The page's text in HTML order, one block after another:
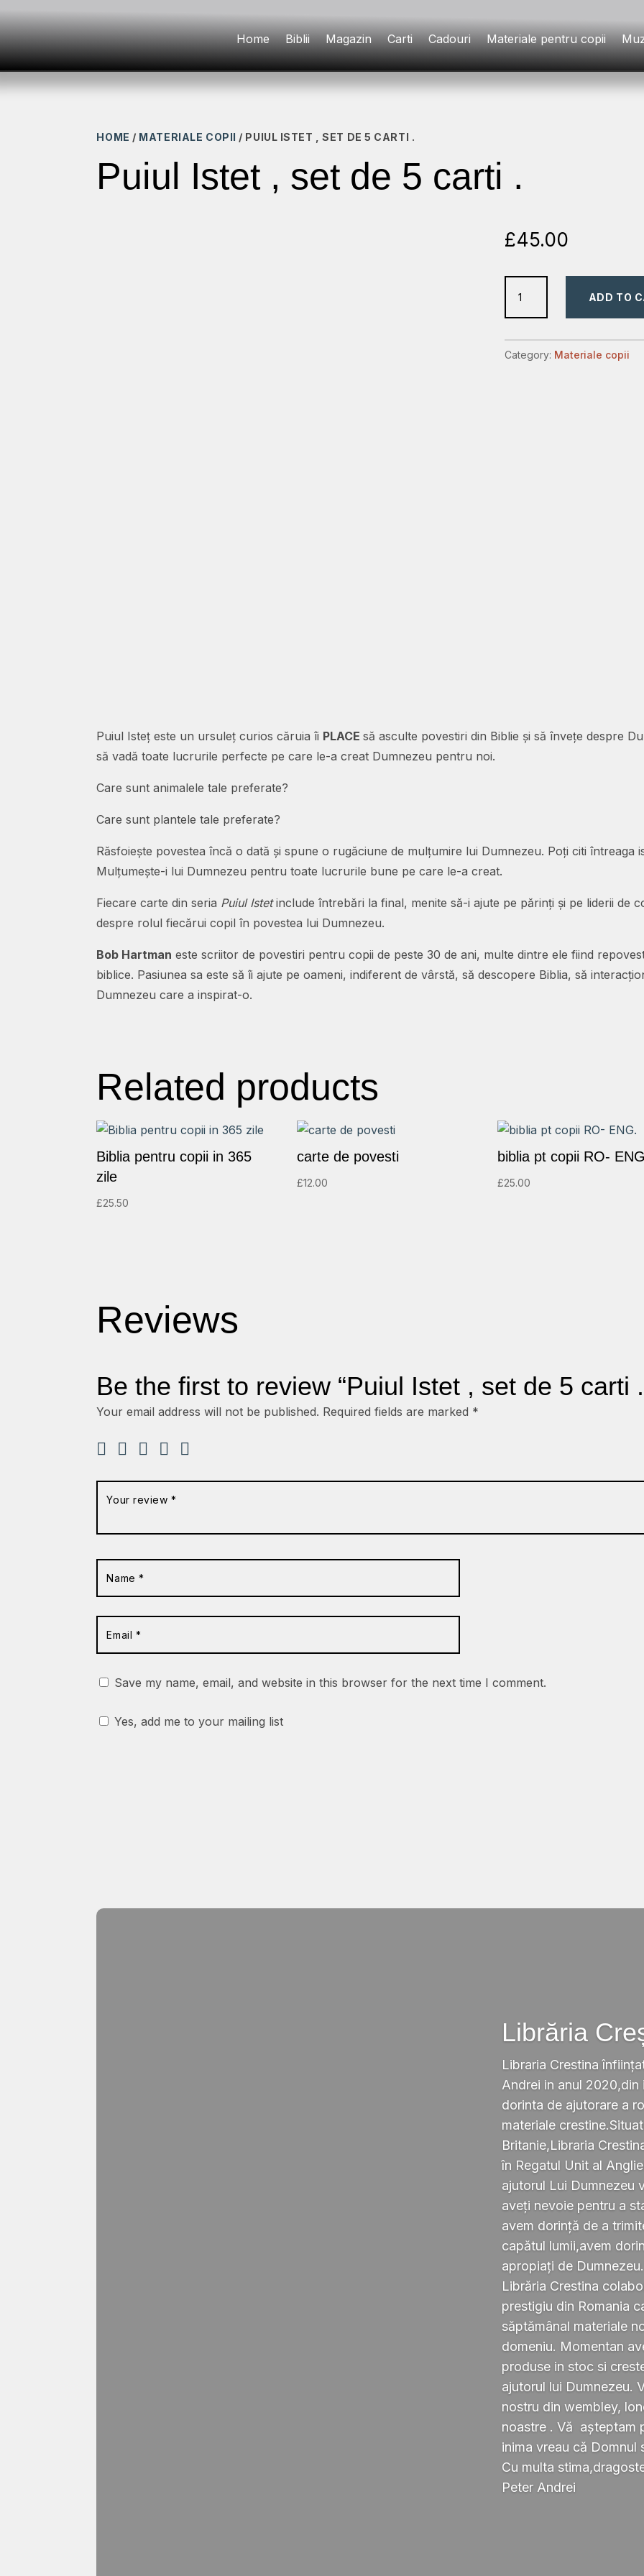
Home Biblii Magazin Carti Cadouri Materiale pentru copii
HOME / MATERIALE COPII / PUIUL ISTET , SET DE 5 CARTI .
Puiul Istet , set de 5 carti .
£45.00
ADD TO
Category: Materiale copii
Puiul Isteț este un ursuleț curios căruia îi PLACEsă asculte povestiri din Biblie și să învețe despre
să vadă toate lucrurile perfecte pe care le-a creat Dumnezeu pentru noi.
Care sunt animalele tale preferate?
Care sunt plantele tale preferate?
Răsfoiește povestea încă o dată și spune o rugăciune de mulțumire lui Dumnezeu. Poți citi întreaga
Mulțumește-i lui Dumnezeu pentru toate lucrurile bune pe care le-a creat.
Fiecare carte din seria Puiul Istetinclude întrebări la final, menite să-i ajute pe părinți și pe liderii de
despre rolul fiecărui copil în povestea lui Dumnezeu.
Bob Hartman este scriitor de povestiri pentru copii de peste 30 de ani, multe dintre ele fiind
biblice. Pasiunea sa este să îi ajute pe oameni, indiferent de vârstă, să descopere Biblia, să
Dumnezeu care a inspirat-o.
Related products
Biblia pentru copii in 365
zile
£25.50
carte de povesti
£12.00
biblia pt copii RO-
£25.00
Reviews
Be the first to review “Puiul Istet , set de 5 carti
Your email address will not be published. Required fields are marked *
Save my name, email, and website in this browser for the next time I comment.
Yes, add me to your mailing list
Librăria
Libraria Crestina
Andrei in anul 2020,din
dorinta de ajutorare a
materiale
Britanie,Libraria
în Regatul Unit al
ajutorul Lui Dumnezeu
aveți nevoie pentru a
avem dorință de a
capătul lumii,avem
apropiați de Dumnezeu.
Librăria Crestina
prestigiu din Romania
săptămânal materiale
domeniu. Momentan
produse in stoc si
ajutorul lui Dumnezeu.
nostru din wembley,
noastre . Vă așteptam
inima vreau că Domnul
Cu multa
Peter Andrei